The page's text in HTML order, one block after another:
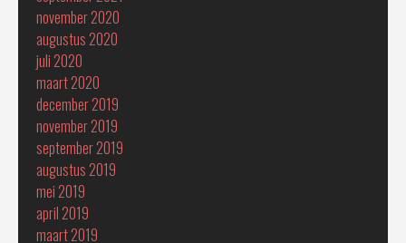
november 2020
augustus 2020
juli 2020
maart 2020
december 2019
november 2019
september 2019
augustus 2019
mei 2019
april 2019
maart 2019